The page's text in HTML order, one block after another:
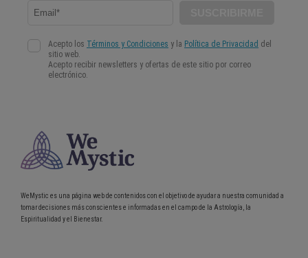
WeMystic es una página web de contenidos con el objetivo de ayudar a nuestra comunidad a
tomar decisiones más conscientes e informadas en el campo de la Astrología, la
Espiritualidad y el Bienestar.